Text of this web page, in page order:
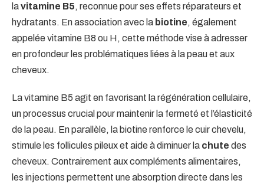
lavitamine B5, reconnue pour ses effets réparateurs et
hydratants. En association avec la biotine, également
appelée vitamine B8 ou H, cette méthode vise à adresser
en profondeur les problématiques liées à la peau et aux
cheveux.
La vitamine B5 agit en favorisant la régénération cellulaire,
un processus crucial pour maintenir la fermeté et l’élasticité
de la peau. En parallèle, la biotine renforce le cuir chevelu,
stimule les follicules pileux et aide à diminuer la chute des
cheveux. Contrairement aux compléments alimentaires,
les injections permettent une absorption directe dans les